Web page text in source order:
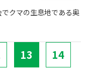
クマの生息地である奥
13 14